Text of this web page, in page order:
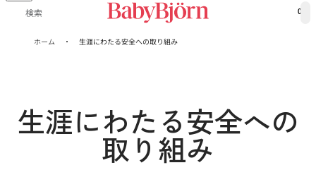
検索 0
ホーム 生涯にわたる安全への取り組み
生涯にわたる安全への
取り組み